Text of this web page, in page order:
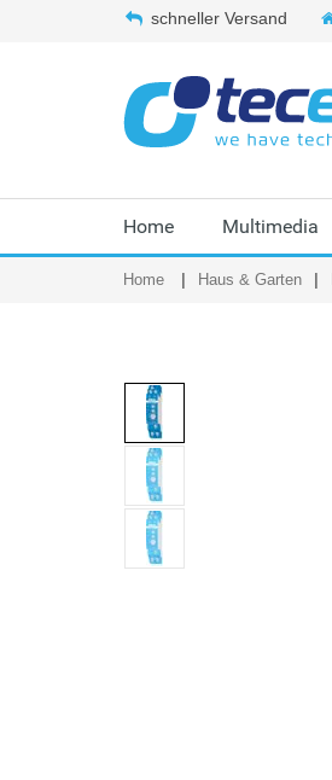
schneller Versand
Home Multimedia
Home Haus & Garten